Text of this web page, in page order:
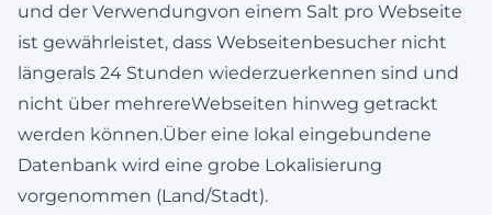
und der Verwendungvon einem Salt pro Webseite
ist gewährleistet, dass Webseitenbesucher nicht
längerals 24 Stunden wiederzuerkennen sind und
nicht über mehrereWebseiten hinweg getrackt
werden können.Über eine lokal eingebundene
Datenbank wird eine grobe Lokalisierung
vorgenommen (Land/Stadt).